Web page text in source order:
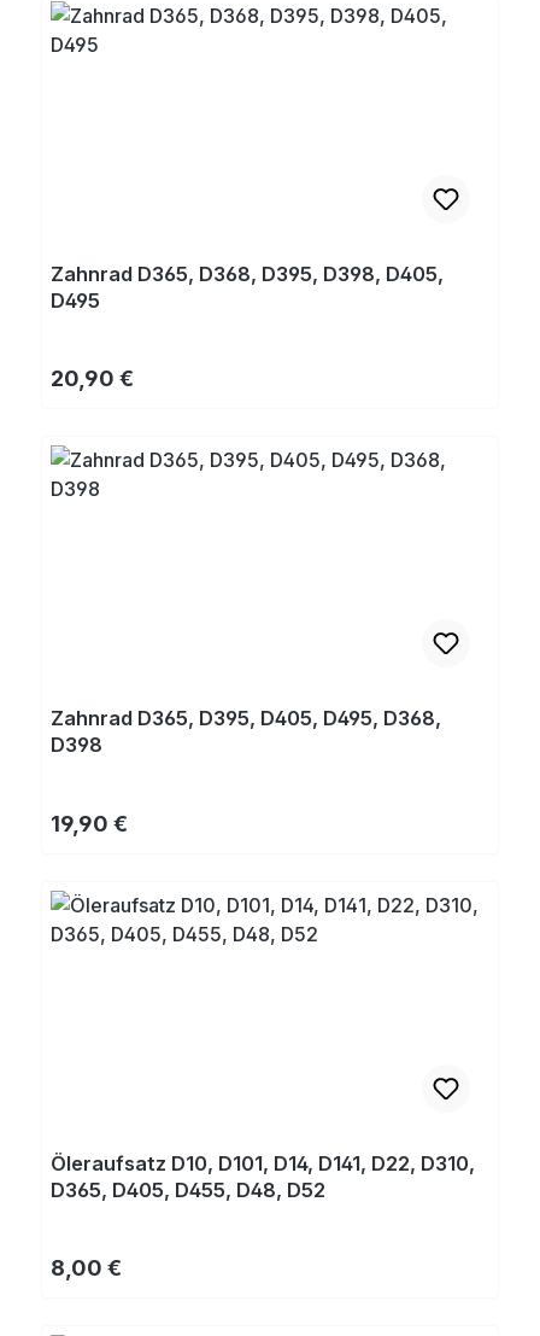
Zahnrad D365, D368, D395, D398, D405,
D495
Regulärer Preis:
20,90 €
Zahnrad D365, D395, D405, D495, D368,
D398
Regulärer Preis:
19,90 €
Öleraufsatz D10, D101, D14, D141, D22, D310,
D365, D405, D455, D48, D52
Regulärer Preis:
8,00 €